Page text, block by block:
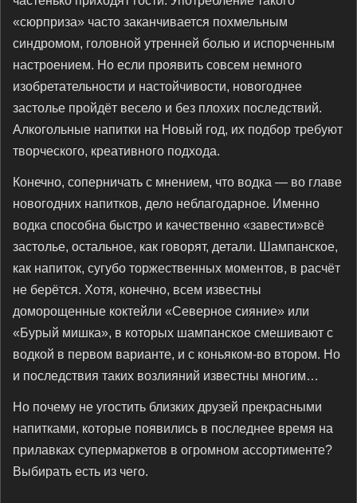
«сюрприза» часто заканчивается похмельным
синдромом, головной утренней болью и испорченным
настроением. Но если проявить совсем немного
изобретательности и настойчивости, новогоднее
застолье пройдёт весело и без плохих последствий.
Алкогольные напитки на Новый год, их подбор требуют
творческого, креативного подхода.
Конечно, соперничать с мнением, что водка — во главе
новогодних напитков, дело неблагодарное. Именно
водка способна быстро и качественно «завести»всё
застолье, остальное, как говорят, детали. Шампанское,
как напиток, сугубо торжественных моментов, в расчёт
не берётся. Хотя, конечно, всем известны
доморощенные коктейли «Северное сияние» или
«Бурый мишка», в которых шампанское смешивают с
водкой в первом варианте, и с коньяком-во втором. Но
и последствия таких возлияний известны многим…
Но почему не угостить близких друзей прекрасными
напитками, которые появились в последнее время на
прилавках супермаркетов в огромном ассортименте?
Выбирать есть из чего.